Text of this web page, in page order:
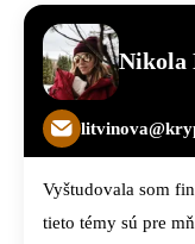
Nikola
Vyštudovala som
tieto témy sú pre